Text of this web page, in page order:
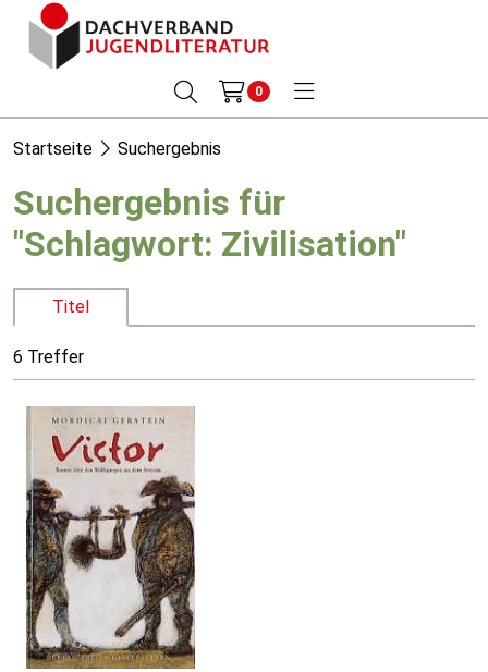
0
Startseite Suchergebnis
Suchergebnis für
"Schlagwort: Zivilisation"
Titel
6 Treffer